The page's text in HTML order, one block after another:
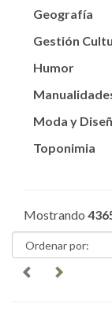
Geografía
Gestión
Humor
Moda y
Toponimia
Mostrando